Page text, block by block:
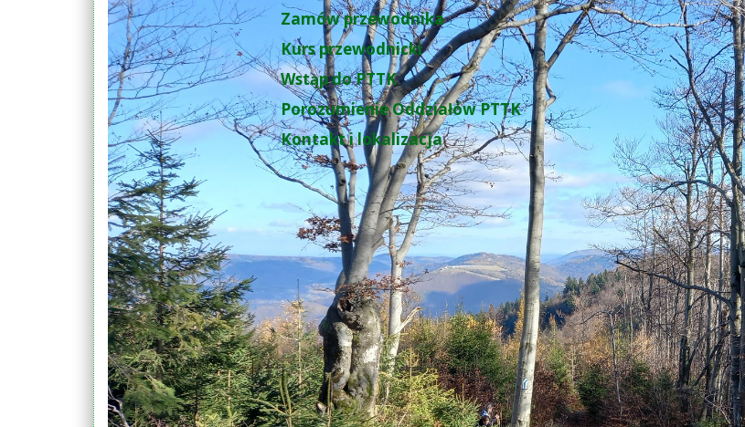
Zamów przewodnika
Kurs przewodnicki
Wstąp do PTTK
Porozumienie Oddziałów PTTK
Kontakt i lokalizacja